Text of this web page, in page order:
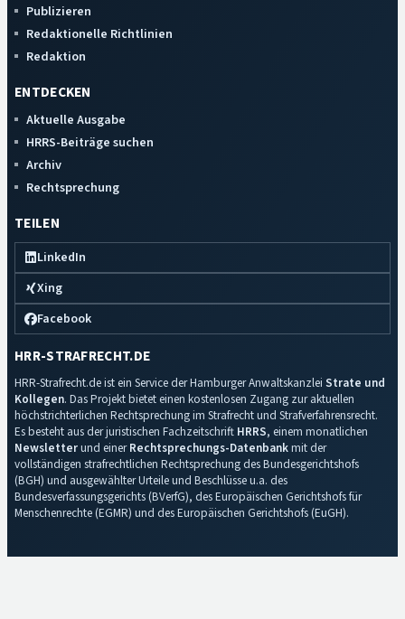
Publizieren
Redaktionelle Richtlinien
Redaktion
ENTDECKEN
Aktuelle Ausgabe
HRRS-Beiträge suchen
Archiv
Rechtsprechung
TEILEN
LinkedIn
Xing
Facebook
HRR-STRAFRECHT.DE
HRR-Strafrecht.de ist ein Service der Hamburger Anwaltskanzlei Strate und
Kollegen. Das Projekt bietet einen kostenlosen Zugang zur aktuellen
höchstrichterlichen Rechtsprechung im Strafrecht und Strafverfahrensrecht.
Es besteht aus der juristischen Fachzeitschrift HRRS, einem monatlichen
Newsletterund einerRechtsprechungs-Datenbankmit der
vollständigen strafrechtlichen Rechtsprechung des Bundesgerichtshofs
(BGH) und ausgewählter Urteile und Beschlüsse u.a. des
Bundesverfassungsgerichts (BVerfG), des Europäischen Gerichtshofs für
Menschenrechte (EGMR) und des Europäischen Gerichtshofs (EuGH).